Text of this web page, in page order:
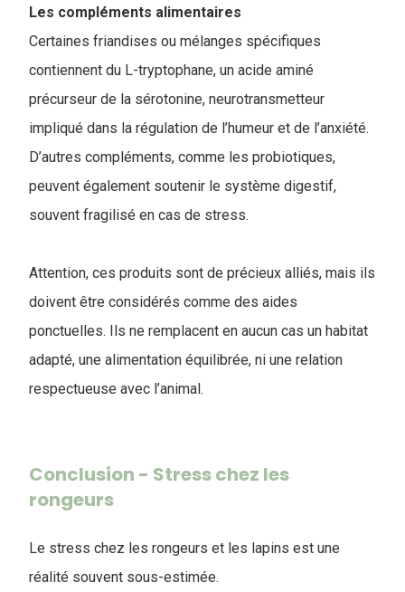
Les compléments alimentaires
Certaines friandises ou mélanges spécifiques
contiennent du L-tryptophane, un acide aminé
précurseur de la sérotonine, neurotransmetteur
impliqué dans la régulation de l’humeur et de l’anxiété.
D’autres compléments, comme les probiotiques,
peuvent également soutenir le système digestif,
souvent fragilisé en cas de stress.
Attention, ces produits sont de précieux alliés, mais ils
doivent être considérés comme des aides
ponctuelles. Ils ne remplacent en aucun cas un habitat
adapté, une alimentation équilibrée, ni une relation
respectueuse avec l’animal.
Conclusion - Stress chez les
rongeurs
Le stress chez les rongeurs et les lapins est une
réalité souvent sous-estimée.